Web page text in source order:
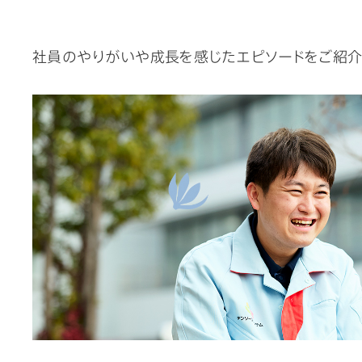
社員のやりがいや成長を感じたエピソードをご紹介